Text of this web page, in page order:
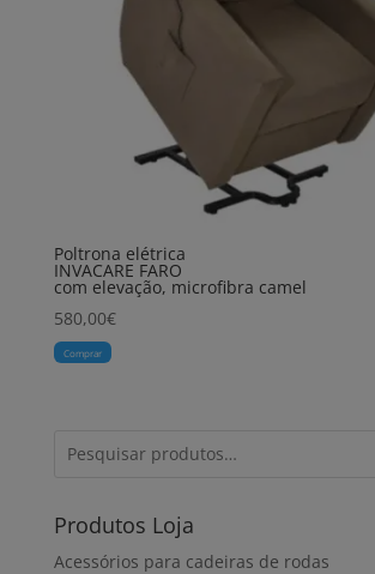
Poltrona elétrica
INVACARE FARO
com elevação, microfibra camel
580,00€
Comprar
Produtos Loja
Acessórios para cadeiras de rodas